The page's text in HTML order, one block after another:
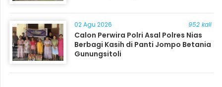
02 Agu 2026 952 kali
Calon Perwira Polri Asal Polres Nias
Berbagi Kasih di Panti Jompo Betania
Gunungsitoli